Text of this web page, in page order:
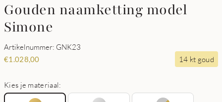
Gouden naamketting model
Simone
Artikelnummer: GNK23
€1.028,00 14 kt goud
Kies je materiaal: